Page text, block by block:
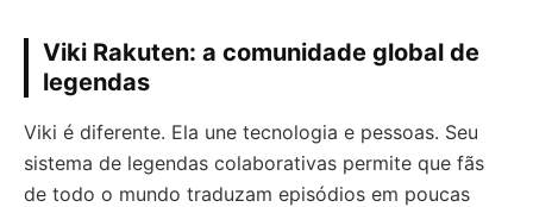
Viki Rakuten: a comunidade global de
legendas
Viki é diferente. Ela une tecnologia e pessoas. Seu
sistema de legendas colaborativas permite que fãs
de todo o mundo traduzam episódios em poucas